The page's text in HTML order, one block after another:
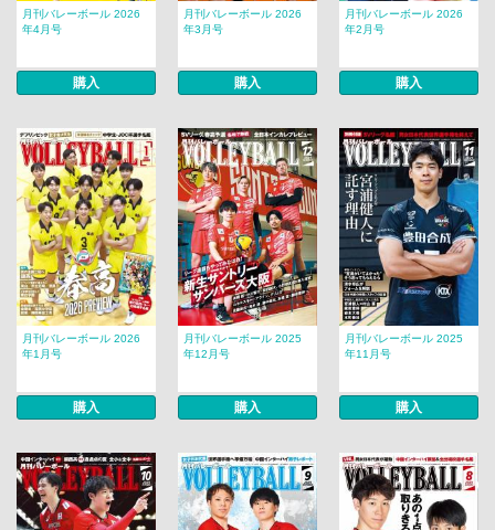
月刊バレーボール 2026
年4月号
購入
月刊バレーボール 2026
年3月号
購入
月刊バレーボール 2026
年2月号
購入
月刊バレーボール 2026
年1月号
購入
月刊バレーボール 2025
年12月号
購入
月刊バレーボール 2025
年11月号
購入